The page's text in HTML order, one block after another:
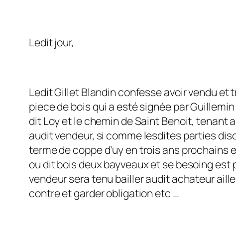
Ledit jour,
Ledit Gillet Blandin confesse avoir vendu
piece de bois qui a esté signée par
dit Loy et le chemin de Saint Benoit, tenant
audit vendeur, si comme lesdites parties
terme de coppe d’uy en trois ans
ou dit bois deux bayveaux et se besoing
vendeur sera tenu bailler audit achateur
contre et garder obligation etc …